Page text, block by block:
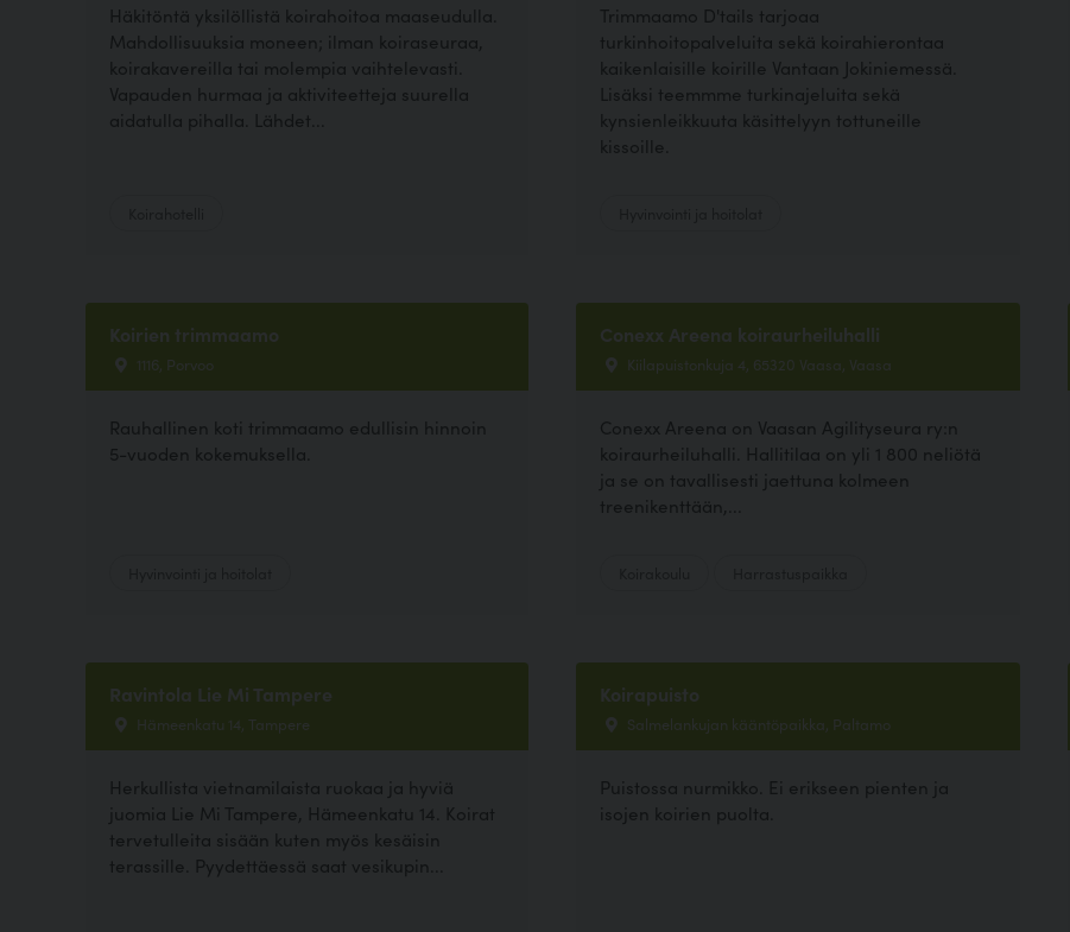
Häkitöntä yksilöllistä koirahoitoa maaseudulla.
Mahdollisuuksia moneen; ilman koiraseuraa,
koirakavereilla tai molempia vaihtelevasti.
Vapauden hurmaa ja aktiviteetteja suurella
aidatulla pihalla. Lähdet...
Trimmaamo D'tails tarjoaa
turkinhoitopalveluita sekä koirahierontaa
kaikenlaisille koirille Vantaan Jokiniemessä.
Lisäksi teemmme turkinajeluita sekä
kynsienleikkuuta käsittelyyn tottuneille
kissoille.
Koirien trimmaamo
1116, Porvoo
Rauhallinen koti trimmaamo edullisin hinnoin
5-vuoden kokemuksella.
Conexx Areena koiraurheiluhalli
Kiilapuistonkuja 4, 65320 Vaasa, Vaasa
Conexx Areena on Vaasan Agilityseura ry:n
koiraurheiluhalli. Hallitilaa on yli 1 800 neliötä
ja se on tavallisesti jaettuna kolmeen
treenikenttään,...
Ravintola Lie Mi Tampere
Hämeenkatu 14, Tampere
Herkullista vietnamilaista ruokaa ja hyviä
juomia Lie Mi Tampere, Hämeenkatu 14. Koirat
tervetulleita sisään kuten myös kesäisin
terassille. Pyydettäessä saat vesikupin...
Koirapuisto
Salmelankujan kääntöpaikka, Paltamo
Puistossa nurmikko. Ei erikseen pienten ja
isojen koirien puolta.